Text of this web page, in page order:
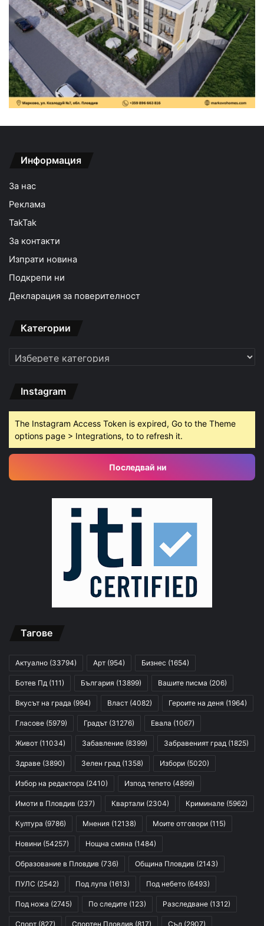
Информация
За нас
Реклама
TakTak
За контакти
Изпрати новина
Подкрепи ни
Декларация за поверителност
Категории
Категории
Instagram
The Instagram Access Token is expired, Go to the Theme
options page > Integrations, to to refresh it.
Последвай ни
Тагове
Актуално (33794) Арт (954) Бизнес (1654)
Ботев Пд (111) България (13899) Вашите писма (206)
Вкусът на града (994) Власт (4082) Героите на деня (1964)
Гласове (5979) Градът (31276) Евала (1067)
Живот (11034) Забавление (8399) Забравеният град (1825)
Здраве (3890) Зелен град (1358) Избори (5020)
Избор на редактора (2410) Изпод тепето (4899)
Имоти в Пловдив (237) Квартали (2304) Криминале (5962)
Култура (9786) Мнения (12138) Моите отговори (115)
Новини (54257) Нощна смяна (1484)
Образование в Пловдив (736) Община Пловдив (2143)
ПУЛС (2542) Под лупа (1613) Под небето (6493)
Под ножа (2745) По следите (123) Разследване (1312)
Спорт (827) Спортен Пловдив (817) Съд (2907)